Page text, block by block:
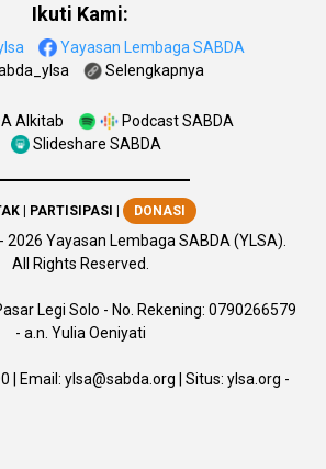
Ikuti Kami:
Yayasan Lembaga SABDA
Selengkapnya
Alkitab
Podcast SABDA
Slideshare SABDA
| PARTISIPASI | DONASI
2026 Yayasan Lembaga SABDA (YLSA).
All Rights Reserved.
Legi Solo - No. Rekening: 0790266579
- a.n. Yulia Oeniyati
| Email: ylsa@sabda.org | Situs: ylsa.org -